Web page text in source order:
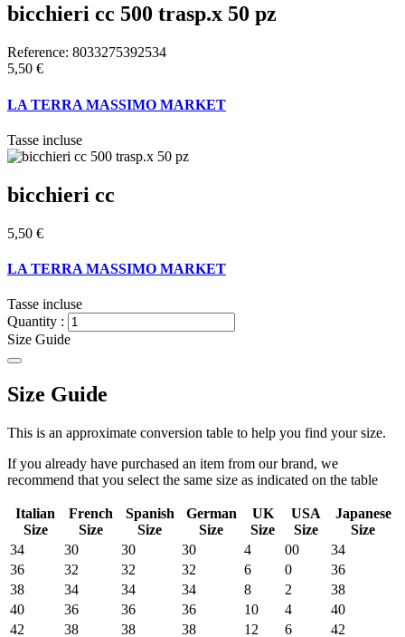
bicchieri cc 500 trasp.x 50 pz
Reference: 8033275392534
5,50 €
LA TERRA MASSIMO MARKET
Tasse incluse
bicchieri cc
5,50 €
LA TERRA MASSIMO MARKET
Tasse incluse
Quantity :
Size Guide
Size Guide
This is an approximate conversion table to help you find your size.
If you already have purchased an item from our brand, we
recommend that you select the same size as indicated on the table
Italian
Size
French
Size
Spanish
Size
German
Size
UK
Size
USA
Size
Japanese
Size
34
30 30 30 4 00
34
36
32 32 32 6 0
36
38
34 34 34 8 2
38
40
36 36 36 10 4
40
42
38 38 38 12 6 42